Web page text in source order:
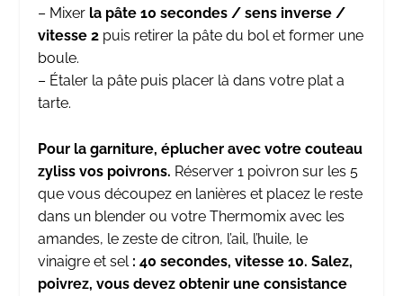
– Mixer la pâte 10 secondes / sens inverse /
vitesse 2 puis retirer la pâte du bol et former une
boule.
– Étaler la pâte puis placer là dans votre plat a
tarte.
Pour la garniture, éplucher avec votrecouteau
zyliss vos poivrons. Réserver 1 poivron sur les 5
que vous découpez en lanières et placez le reste
dans un blender ou votre Thermomix avec les
amandes, le zeste de citron, l’ail, l’huile, le
vinaigre et sel : 40 secondes, vitesse 10. Salez,
poivrez, vous devez obtenir une consistance